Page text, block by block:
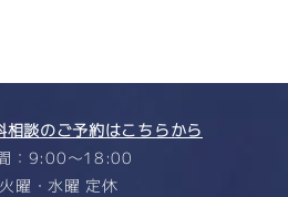
相談のご予約はこちらから
：9:00〜18:00
曜・水曜 定休